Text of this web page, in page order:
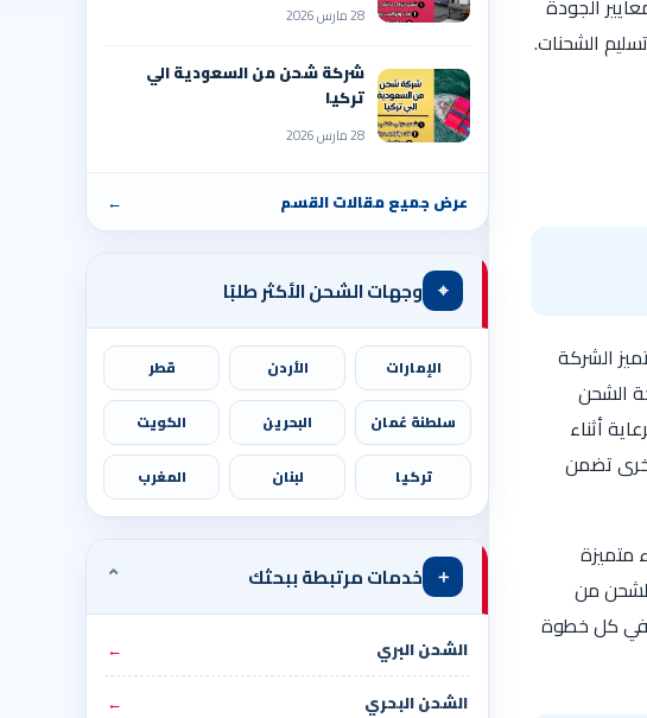
الشحنات.
الشركة
الشحن
أثناء
تضمن
متميزة
من
في كل خطوة
28 مارس 2026
شركة شحن من السعودية الي
تركيا
28 مارس 2026
عرض جميع مقالات القسم ←
⌖ وجهات الشحن الأكثر طلبًا
الإمارات الأردن قطر
سلطنة عُمان البحرين الكويت
تركيا لبنان المغرب
＋ خدمات مرتبطة ببحثك ⌄
الشحن البري
←
الشحن البحري
←